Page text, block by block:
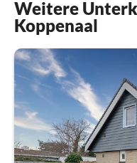
Weitere
Koppenaal